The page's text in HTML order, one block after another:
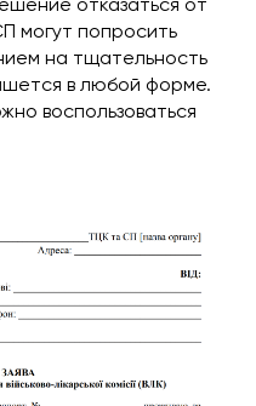
могут попросить
на тщательность
в любой форме.
воспользоваться